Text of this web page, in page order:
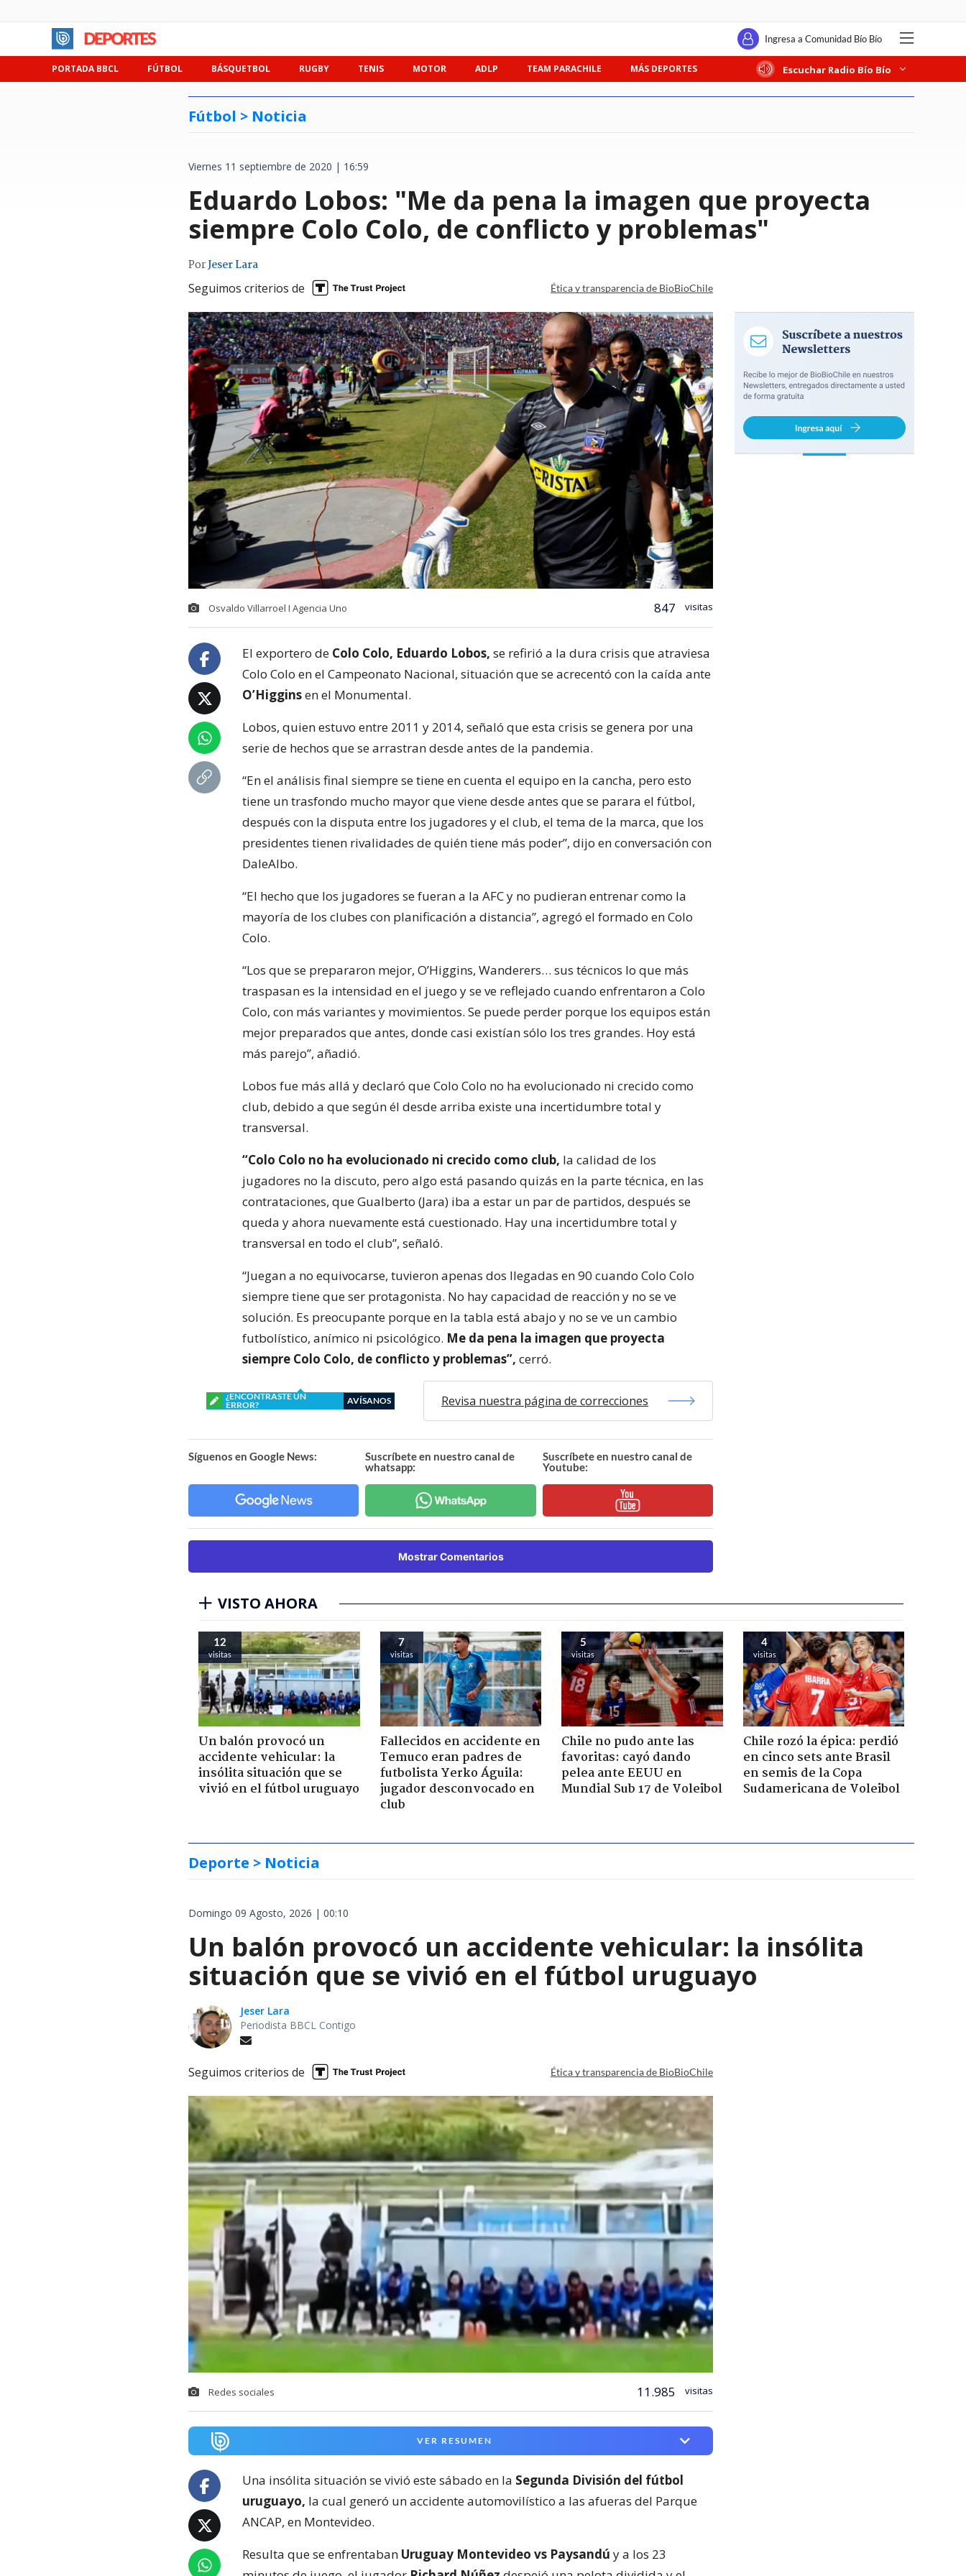
Ingresa a Comunidad Bío Bío
PORTADA BBCL FÚTBOL BÁSQUETBOL RUGBY TENIS MOTOR ADLP TEAM PARACHILE MÁS DEPORTES Escuchar Radio Bío Bío
Fútbol > Noticia
Viernes 11 septiembre de 2020 | 16:59
Eduardo Lobos: "Me da pena la imagen que proyecta
siempre Colo Colo, de conflicto y problemas"
PorJeser Lara
Seguimos criterios de Ética y transparencia de BioBioChile
Osvaldo Villarroel I Agencia Uno 847 visitas
El exportero de Colo Colo, Eduardo Lobos, se refirió a la dura crisis que atraviesa
Colo Colo en el Campeonato Nacional, situación que se acrecentó con la caída ante
O’Higginsen el Monumental.
Lobos, quien estuvo entre 2011 y 2014, señaló que esta crisis se genera por una
serie de hechos que se arrastran desde antes de la pandemia.
“En el análisis final siempre se tiene en cuenta el equipo en la cancha, pero esto
tiene un trasfondo mucho mayor que viene desde antes que se parara el fútbol,
después con la disputa entre los jugadores y el club, el tema de la marca, que los
presidentes tienen rivalidades de quién tiene más poder”, dijo en conversación con
DaleAlbo.
“El hecho que los jugadores se fueran a la AFC y no pudieran entrenar como la
mayoría de los clubes con planificación a distancia”, agregó el formado en Colo
Colo.
“Los que se prepararon mejor, O’Higgins, Wanderers… sus técnicos lo que más
traspasan es la intensidad en el juego y se ve reflejado cuando enfrentaron a Colo
Colo, con más variantes y movimientos. Se puede perder porque los equipos están
mejor preparados que antes, donde casi existían sólo los tres grandes. Hoy está
más parejo”, añadió.
Lobos fue más allá y declaró que Colo Colo no ha evolucionado ni crecido como
club, debido a que según él desde arriba existe una incertidumbre total y
transversal.
“Colo Colo no ha evolucionado ni crecido como club, la calidad de los
jugadores no la discuto, pero algo está pasando quizás en la parte técnica, en las
contrataciones, que Gualberto (Jara) iba a estar un par de partidos, después se
queda y ahora nuevamente está cuestionado. Hay una incertidumbre total y
transversal en todo el club”, señaló.
“Juegan a no equivocarse, tuvieron apenas dos llegadas en 90 cuando Colo Colo
siempre tiene que ser protagonista. No hay capacidad de reacción y no se ve
solución. Es preocupante porque en la tabla está abajo y no se ve un cambio
futbolístico, anímico ni psicológico. Me da pena la imagen que proyecta
siempre Colo Colo, de conflicto y problemas”, cerró.
¿ENCONTRASTE UN
ERROR?
AVÍSANOS Revisa nuestra página de correcciones
Síguenos en Google News:
Suscríbete en nuestro canal de
whatsapp:
Suscríbete en nuestro canal de
Youtube:
Mostrar Comentarios
VISTO AHORA
12
visitas
Un balón provocó un
accidente vehicular: la
insólita situación que se
vivió en el fútbol uruguayo
7
visitas
Fallecidos en accidente en
Temuco eran padres de
futbolista Yerko Águila:
jugador desconvocado en
club
5
visitas
Chile no pudo ante las
favoritas: cayó dando
pelea ante EEUU en
Mundial Sub 17 de Voleibol
4
visitas
Chile rozó la épica: perdió
en cinco sets ante Brasil
en semis de la Copa
Sudamericana de Voleibol
Deporte > Noticia
Domingo 09 Agosto, 2026 | 00:10
Un balón provocó un accidente vehicular: la insólita
situación que se vivió en el fútbol uruguayo
Jeser Lara
Periodista BBCL Contigo
Seguimos criterios de Ética y transparencia de BioBioChile
Redes sociales 11.985 visitas
VER RESUMEN
Una insólita situación se vivió este sábado en la Segunda División del fútbol
uruguayo, la cual generó un accidente automovilístico a las afueras del Parque
ANCAP, en Montevideo.
Resulta que se enfrentaban Uruguay Montevideo vs Paysandú y a los 23